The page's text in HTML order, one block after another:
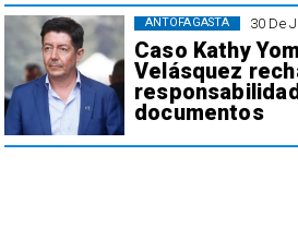
30 De
Caso Kathy
Velásquez
documentos
ANTOFAGASTA